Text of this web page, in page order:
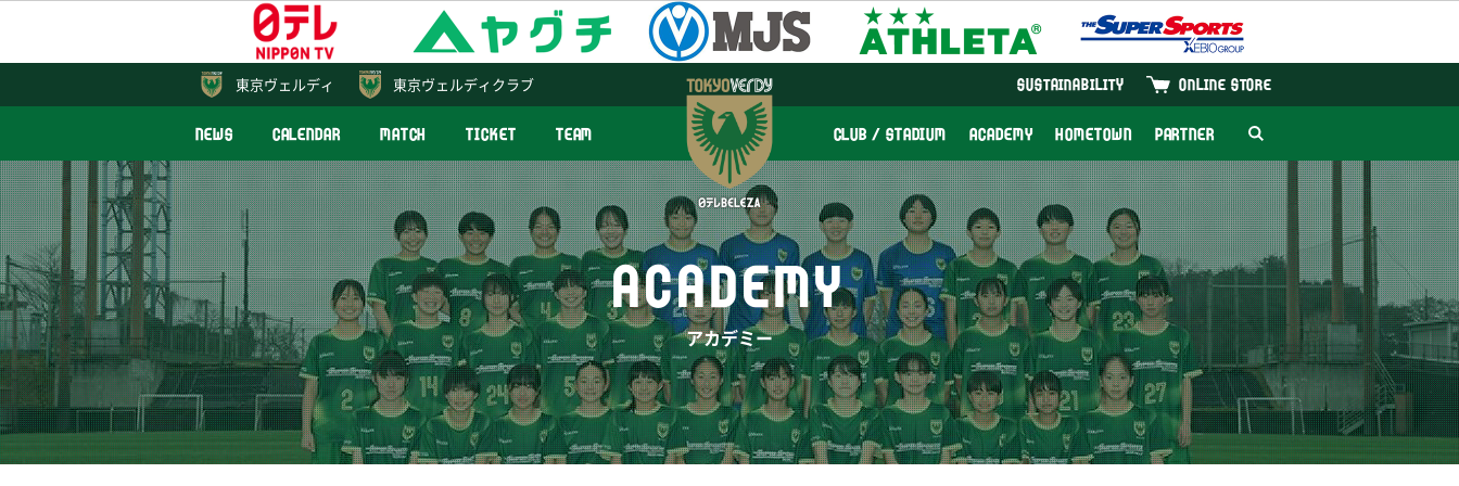
東京ヴェルディクラブ ONLINE STORE
SUSTAINABILITY
NEWS CALENDAR MATCH TICKET TEAM CLUB / STADIUM ACADEMY HOMETOWN PARTNER
東京ヴェルディ
ACADEMY
アカデミー